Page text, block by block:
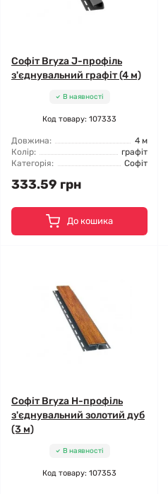
Софіт Bryza J-профіль
з'єднувальний графіт (4 м)
В наявності
Код товару: 107333
Довжина:
4 м
Колір:
графіт
Категорія:
Софіт
333.59 грн
До кошика
Софіт Bryza H-профіль
з'єднувальний золотий дуб
(3 м)
В наявності
Код товару: 107353